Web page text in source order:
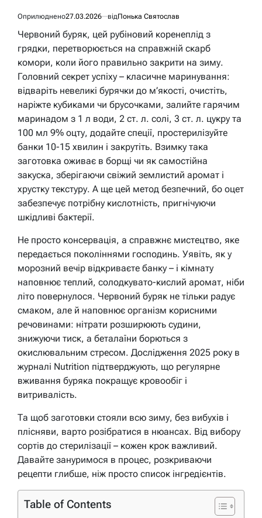
Оприлюднено27.03.2026 відПонька Святослав
Червоний буряк, цей рубіновий коренеплід з
грядки, перетворюється на справжній скарб
комори, коли його правильно закрити на зиму.
Головний секрет успіху – класичне маринування:
відваріть невеликі бурячки до м’якості, очистіть,
наріжте кубиками чи брусочками, залийте гарячим
маринадом з 1 л води, 2 ст. л. солі, 3 ст. л. цукру та
100 мл 9% оцту, додайте спеції, простерилізуйте
банки 10-15 хвилин і закрутіть. Взимку така
заготовка оживає в борщі чи як самостійна
закуска, зберігаючи свіжий землистий аромат і
хрустку текстуру. А ще цей метод безпечний, бо оцет
забезпечує потрібну кислотність, пригнічуючи
шкідливі бактерії.
Не просто консервація, а справжнє мистецтво, яке
передається поколіннями господинь. Уявіть, як у
морозний вечір відкриваєте банку – і кімнату
наповнює теплий, солодкувато-кислий аромат, ніби
літо повернулося. Червоний буряк не тільки радує
смаком, але й наповнює організм корисними
речовинами: нітрати розширюють судини,
знижуючи тиск, а беталаїни борються з
окислювальним стресом. Дослідження 2025 року в
журналі Nutrition підтверджують, що регулярне
вживання буряка покращує кровообіг і
витривалість.
Та щоб заготовки стояли всю зиму, без вибухів і
плісняви, варто розібратися в нюансах. Від вибору
сортів до стерилізації – кожен крок важливий.
Давайте зануримося в процес, розкриваючи
рецепти глибше, ніж просто список інгредієнтів.
Table of Contents